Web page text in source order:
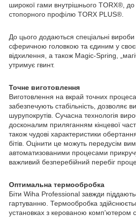
широкої гами внутрішнього TORX®,
стопорного профілю TORX PLUS®.
До цього додаються спеціальні
сферичною головкою та єдиним у
відхилення, а також Magic-Spring,
утримує гвинт.
Точне виготовлення
Виготовлення на вкрай точних
забезпечують стабільність, дозволяє
шурупокрутів. Сучасна технологія
досконалим приляганням кінцевої
також чудові характеристики
бітів. Оцінити це можуть передусім
автоматизованими процесами
важливий безперебійний перебіг
Оптимальна термообробка
Біти Wiha Professional завжди
гартуванню. Термообробка
установках з керованою комп'ютером